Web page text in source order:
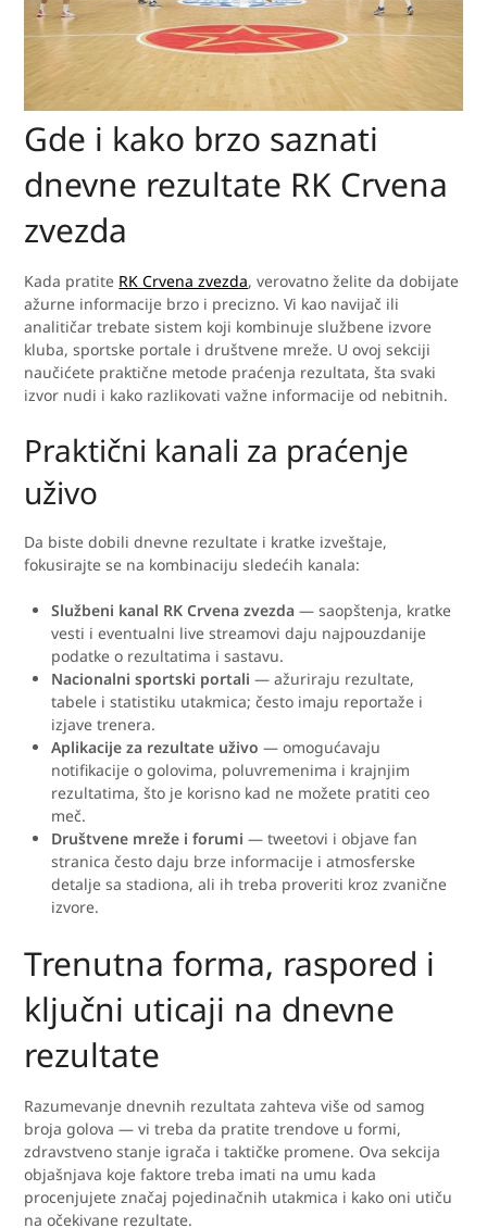
Gde i kako brzo saznati
dnevne rezultate RK Crvena
zvezda
Kada pratite RK Crvena zvezda, verovatno želite da dobijate
ažurne informacije brzo i precizno. Vi kao navijač ili
analitičar trebate sistem koji kombinuje službene izvore
kluba, sportske portale i društvene mreže. U ovoj sekciji
naučićete praktične metode praćenja rezultata, šta svaki
izvor nudi i kako razlikovati važne informacije od nebitnih.
Praktični kanali za praćenje
uživo
Da biste dobili dnevne rezultate i kratke izveštaje,
fokusirajte se na kombinaciju sledećih kanala:
Službeni kanal RK Crvena zvezda — saopštenja, kratke
vesti i eventualni live streamovi daju najpouzdanije
podatke o rezultatima i sastavu.
Nacionalni sportski portali — ažuriraju rezultate,
tabele i statistiku utakmica; često imaju reportaže i
izjave trenera.
Aplikacije za rezultate uživo — omogućavaju
notifikacije o golovima, poluvremenima i krajnjim
rezultatima, što je korisno kad ne možete pratiti ceo
meč.
Društvene mreže i forumi — tweetovi i objave fan
stranica često daju brze informacije i atmosferske
detalje sa stadiona, ali ih treba proveriti kroz zvanične
izvore.
Trenutna forma, raspored i
ključni uticaji na dnevne
rezultate
Razumevanje dnevnih rezultata zahteva više od samog
broja golova — vi treba da pratite trendove u formi,
zdravstveno stanje igrača i taktičke promene. Ova sekcija
objašnjava koje faktore treba imati na umu kada
procenjujete značaj pojedinačnih utakmica i kako oni utiču
na očekivane rezultate.